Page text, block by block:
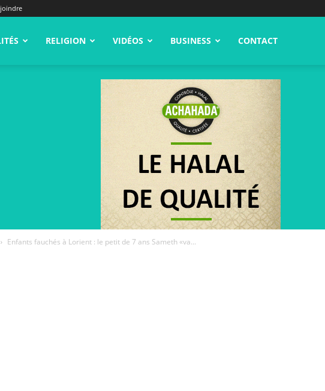
RELIGION VIDÉOS BUSINESS CONTACT
Enfants fauchés à Lorient : le petit de 7 ans Sameth «va...